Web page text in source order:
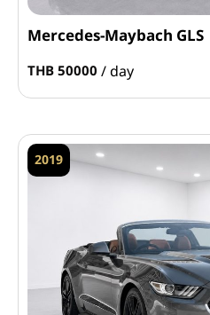
Mercedes-Maybach GLS
THB 50000 / day
2019